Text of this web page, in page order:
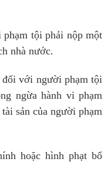
tội phải nộp một
nhà nước.
đối với người phạm tội
ngừa hành vi phạm
sản của người phạm
hoặc hình phạt bổ